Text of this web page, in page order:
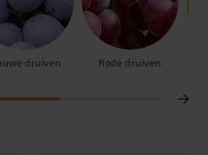
druiven Rode druiven